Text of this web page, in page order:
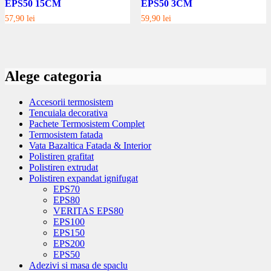
EPS50 15CM
57,90 lei
EPS50 3CM
59,90 lei
Alege categoria
Accesorii termosistem
Tencuiala decorativa
Pachete Termosistem Complet
Termosistem fatada
Vata Bazaltica Fatada & Interior
Polistiren grafitat
Polistiren extrudat
Polistiren expandat ignifugat
EPS70
EPS80
VERITAS EPS80
EPS100
EPS150
EPS200
EPS50
Adezivi si masa de spaclu